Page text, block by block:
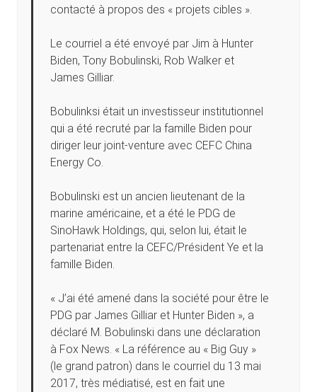
contacté à propos des « projets cibles ».
Le courriel a été envoyé par Jim à Hunter
Biden, Tony Bobulinski, Rob Walker et
James Gilliar.
Bobulinksi était un investisseur institutionnel
qui a été recruté par la famille Biden pour
diriger leur joint-venture avec CEFC China
Energy Co.
Bobulinski est un ancien lieutenant de la
marine américaine, et a été le PDG de
SinoHawk Holdings, qui, selon lui, était le
partenariat entre la CEFC/Président Ye et la
famille Biden.
« J’ai été amené dans la société pour être le
PDG par James Gilliar et Hunter Biden », a
déclaré M. Bobulinski dans une déclaration
à Fox News. « La référence au « Big Guy »
(le grand patron) dans le courriel du 13 mai
2017, très médiatisé, est en fait une